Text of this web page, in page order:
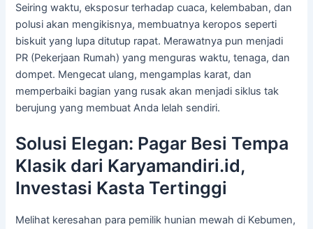
Seiring waktu, eksposur terhadap cuaca, kelembaban, dan
polusi akan mengikisnya, membuatnya keropos seperti
biskuit yang lupa ditutup rapat. Merawatnya pun menjadi
PR (Pekerjaan Rumah) yang menguras waktu, tenaga, dan
dompet. Mengecat ulang, mengamplas karat, dan
memperbaiki bagian yang rusak akan menjadi siklus tak
berujung yang membuat Anda lelah sendiri.
Solusi Elegan: Pagar Besi Tempa
Klasik dari Karyamandiri.id,
Investasi Kasta Tertinggi
Melihat keresahan para pemilik hunian mewah di Kebumen,